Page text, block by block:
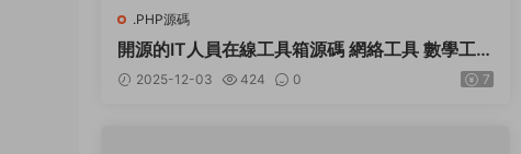
.PHP源碼
開源的IT人員在線工具箱源碼 網絡工具 數學工具
等 2025-12-03 424 0 7